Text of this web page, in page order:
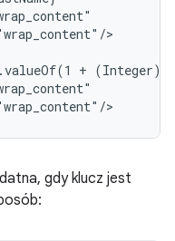
>
+
gdy klucz jest